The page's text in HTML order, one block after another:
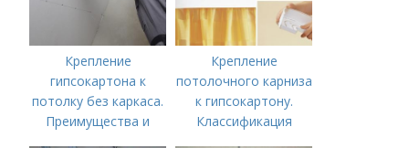
Крепление
гипсокартона к
потолку без каркаса.
Преимущества и
Крепление
потолочного карниза
к гипсокартону.
Классификация